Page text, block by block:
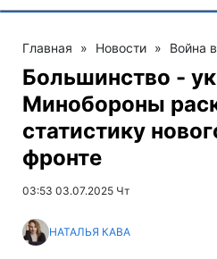
Главная » Новости » Война
Большинство -
Минобороны
статистику
фронте
03:53 03.07.2025 Чт
НАТАЛЬЯ КАВА